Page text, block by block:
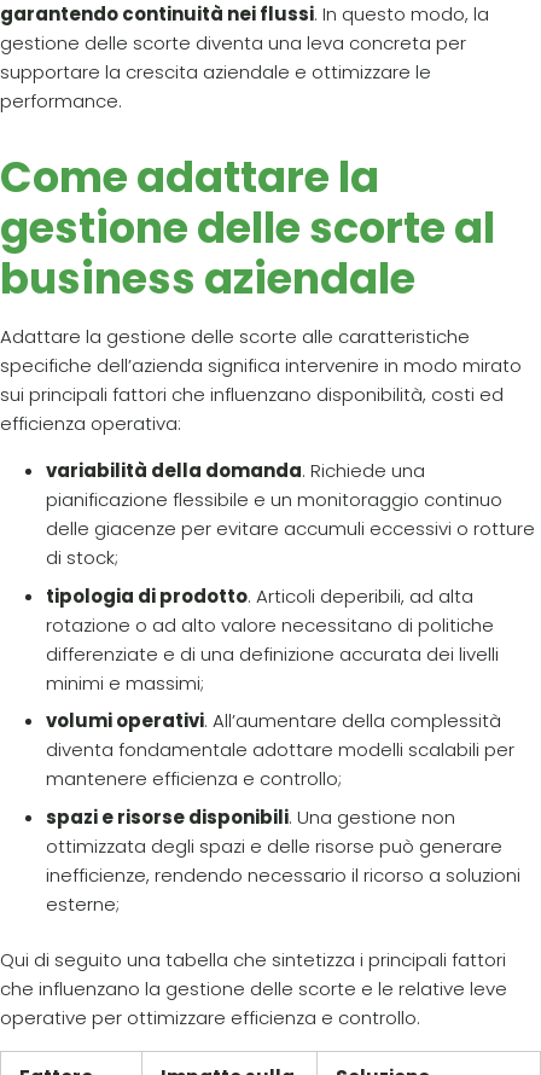
garantendo continuità nei flussi. In questo modo, la
gestione delle scorte diventa una leva concreta per
supportare la crescita aziendale e ottimizzare le
performance.
Come adattare la
gestione delle scorte al
business aziendale
Adattare la gestione delle scorte alle caratteristiche
specifiche dell’azienda significa intervenire in modo mirato
sui principali fattori che influenzano disponibilità, costi ed
efficienza operativa:
variabilità della domanda. Richiede una
pianificazione flessibile e un monitoraggio continuo
delle giacenze per evitare accumuli eccessivi o rotture
di stock;
tipologia di prodotto. Articoli deperibili, ad alta
rotazione o ad alto valore necessitano di politiche
differenziate e di una definizione accurata dei livelli
minimi e massimi;
volumi operativi. All’aumentare della complessità
diventa fondamentale adottare modelli scalabili per
mantenere efficienza e controllo;
spazi e risorse disponibili. Una gestione non
ottimizzata degli spazi e delle risorse può generare
inefficienze, rendendo necessario il ricorso a soluzioni
esterne;
Qui di seguito una tabella che sintetizza i principali fattori
che influenzano la gestione delle scorte e le relative leve
operative per ottimizzare efficienza e controllo.